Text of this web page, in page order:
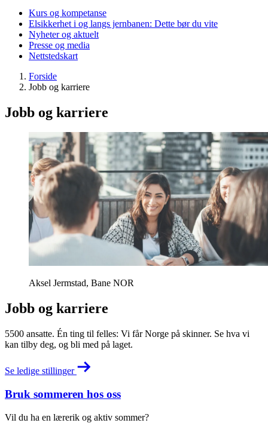
Kurs og kompetanse
Elsikkerhet i og langs jernbanen: Dette bør du vite
Nyheter og aktuelt
Presse og media
Nettstedskart
Forside
Jobb og karriere
Jobb og karriere
Aksel Jermstad, Bane NOR
Jobb og karriere
5500 ansatte. Én ting til felles: Vi får Norge på skinner. Se hva vi
kan tilby deg, og bli med på laget.
Se ledige stillinger
Bruk sommeren hos oss
Vil du ha en lærerik og aktiv sommer?